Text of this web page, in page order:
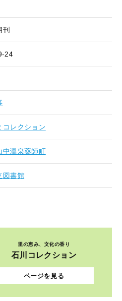
24
コレクション
中温泉薬師町
図書館
里の恵み、文化の香り
石川コレクション
ページを見る